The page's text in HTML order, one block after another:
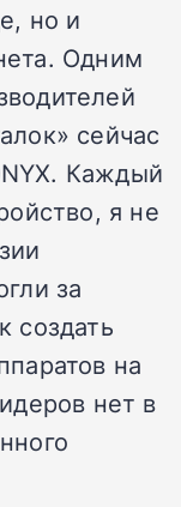
но и
Одним
сейчас
Каждый
я не
за
создать
на
нет в